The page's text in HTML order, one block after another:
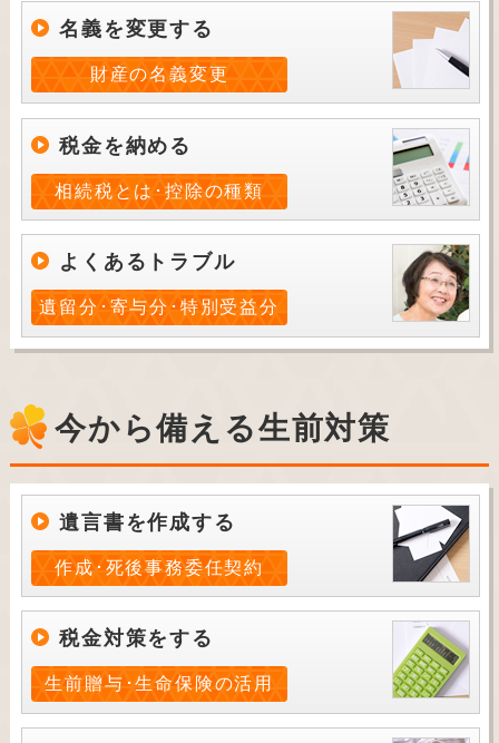
名義を変更する
財産の名義変更
税金を納める
相続税とは･控除の種類
よくあるトラブル
遺留分･寄与分･特別受益分
今から備える生前対策
遺言書を作成する
作成･死後事務委任契約
税金対策をする
生前贈与･生命保険の活用